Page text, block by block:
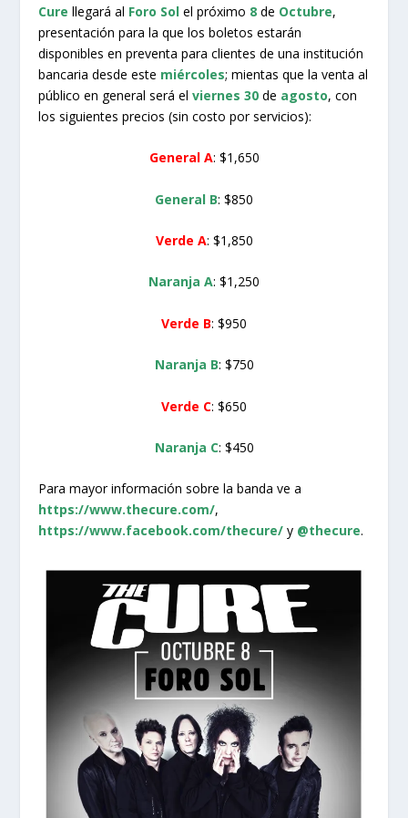
Cure llegará al Foro Sol el próximo 8de Octubre,
presentación para la que los boletos estarán
disponibles en preventa para clientes de una institución
bancaria desde este miércoles; mientas que la venta al
público en general será elviernes 30 de agosto, con
los siguientes precios (sin costo por servicios):
General A: $1,650
General B: $850
Verde A: $1,850
Naranja A: $1,250
Verde B: $950
Naranja B: $750
Verde C: $650
Naranja C: $450
Para mayor información sobre la banda ve a
https://www.thecure.com/,
https://www.facebook.com/thecure/ y @thecure.